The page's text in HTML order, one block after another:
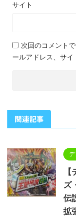
サイト
次回のコメント
ールアドレス、サイ
関連記事
ズ
伝
拡